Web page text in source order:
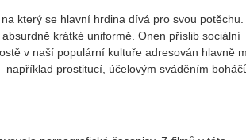
který se hlavní hrdina dívá pro svou potěchu.
krátké uniformě. Onen příslib sociální
v naší populární kultuře adresován hlavně
prostitucí, účelovým sváděním